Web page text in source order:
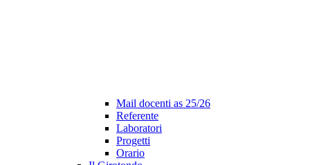
Mail docenti as 25/26
Referente
Laboratori
Progetti
Orario